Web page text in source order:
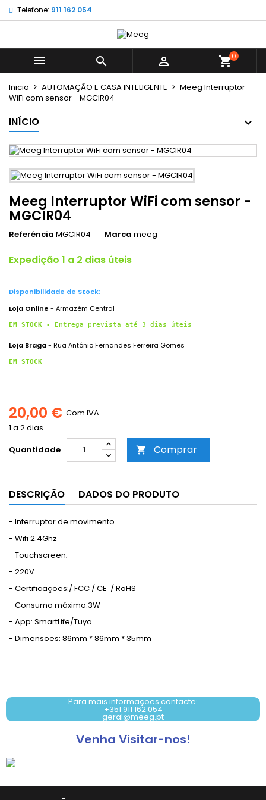
Telefone: 911 162 054
   shopping_cart0
Inicio AUTOMAÇÃO E CASA INTELIGENTE
Meeg Interruptor
WiFi com sensor - MGCIR04
INÍCIO
Meeg Interruptor WiFi com sensor -
MGCIR04
Referência MGCIR04 Marca meeg
Expedição 1 a 2 dias úteis
Disponibilidade de Stock:
Loja Online - Armazém Central
EM STOCK - Entrega prevista até 3 dias úteis
Loja Braga- Rua António Fernandes Ferreira Gomes
EM STOCK
20,00 € Com IVA
1 a 2 dias
Quantidade
 Comprar
DESCRIÇÃO DADOS DO PRODUTO
- Interruptor de movimento
- Wifi 2.4Ghz
- Touchscreen;
- 220V
- Certificações:/ FCC / CE / RoHS
- Consumo máximo:3W
- App: SmartLife/Tuya
- Dimensões: 86mm * 86mm * 35mm
Para mais informações contacte:
+351 911 162 054
geral@meeg.pt
Venha Visitar-nos!
My wishlists ×
add_circle_outlineCreate new list
((title)) ×
((label))
Entrar ×
É necessário ter sessão iniciada para guardar
produtos na sua lista de desejos.
((cancelText))